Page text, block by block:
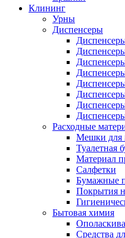
Клининг
Урны
Диспенсеры
Расходные
Мешки для
Туалетная
Материал
Салфетки
Бумажные
Покрытия
Бытовая химия
Средства